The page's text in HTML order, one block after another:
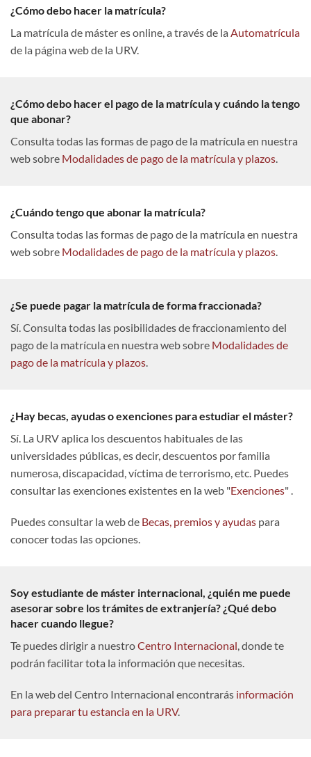
¿Cómo debo hacer la matrícula?
La matrícula de máster es online, a través de la Automatrícula
de la página web de la URV.
¿Cómo debo hacer el pago de la matrícula y cuándo la tengo
que abonar?
Consulta todas las formas de pago de la matrícula en nuestra
web sobre Modalidades de pago de la matrícula y plazos.
¿Cuándo tengo que abonar la matrícula?
Consulta todas las formas de pago de la matrícula en nuestra
web sobre Modalidades de pago de la matrícula y plazos.
¿Se puede pagar la matrícula de forma fraccionada?
Sí. Consulta todas las posibilidades de fraccionamiento del
pago de la matrícula en nuestra web sobre Modalidades de
pago de la matrícula y plazos.
¿Hay becas, ayudas o exenciones para estudiar el máster?
Sí. La URV aplica los descuentos habituales de las
universidades públicas, es decir, descuentos por familia
numerosa, discapacidad, víctima de terrorismo, etc. Puedes
consultar las exenciones existentes en la web "Exenciones" .
Puedes consultar la web de Becas, premios y ayudas para
conocer todas las opciones.
Soy estudiante de máster internacional, ¿quién me puede
asesorar sobre los trámites de extranjería? ¿Qué debo
hacer cuando llegue?
Te puedes dirigir a nuestroCentro Internacional, donde te
podrán facilitar tota la información que necesitas.
En la web del Centro Internacional encontrarás información
para preparar tu estancia en la URV.